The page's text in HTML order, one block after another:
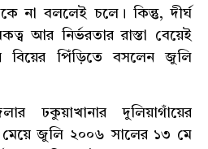
না বললেই চলে। কিন্তু, দীর্ঘ
আর নির্ভরতার রাস্তা বেয়েই
বিয়ের পিঁড়িতে বসলেন জুলি
ঢকুয়াখানার দুলিয়াগাঁয়ের
মেয়ে জুলি ২০০৬ সালের ১৩ মে